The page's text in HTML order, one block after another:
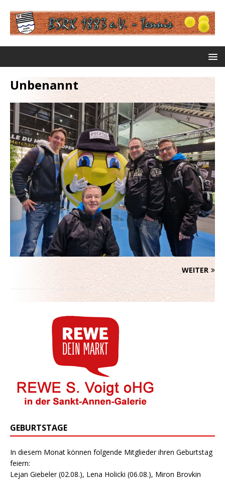
Unbenannt
WEITER
GEBURTSTAGE
In diesem Monat können folgende Mitglieder ihren Geburtstag
feiern:
Lejan Giebeler (02.08.), Lena Holicki (06.08.), Miron Brovkin